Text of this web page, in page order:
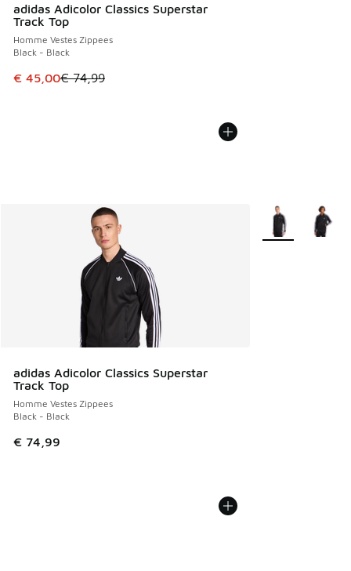
adidas Adicolor Classics Superstar
Track Top
Homme Vestes Zippees
Black - Black
Cet article est en promotion. Prix en baisse de € 74,99 à
€ 45,00€ 74,99
adidas Adicolor Classics Superstar
Track Top
Homme Vestes Zippees
Black - Black
€ 74,99
Plus de couleurs